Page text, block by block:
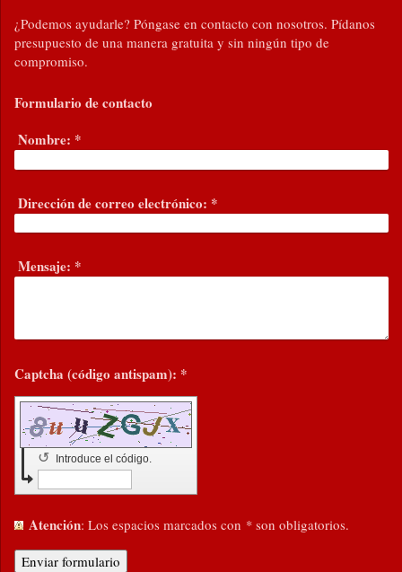
¿Podemos ayudarle? Póngase en contacto con nosotros. Pídanos
presupuesto de una manera gratuita y sin ningún tipo de
compromiso.
Formulario de contacto
Nombre: *
Dirección de correo electrónico: *
Mensaje: *
Captcha (código antispam): *
Introduce el código.
↺
Atención : Los espacios marcados con * son obligatorios.